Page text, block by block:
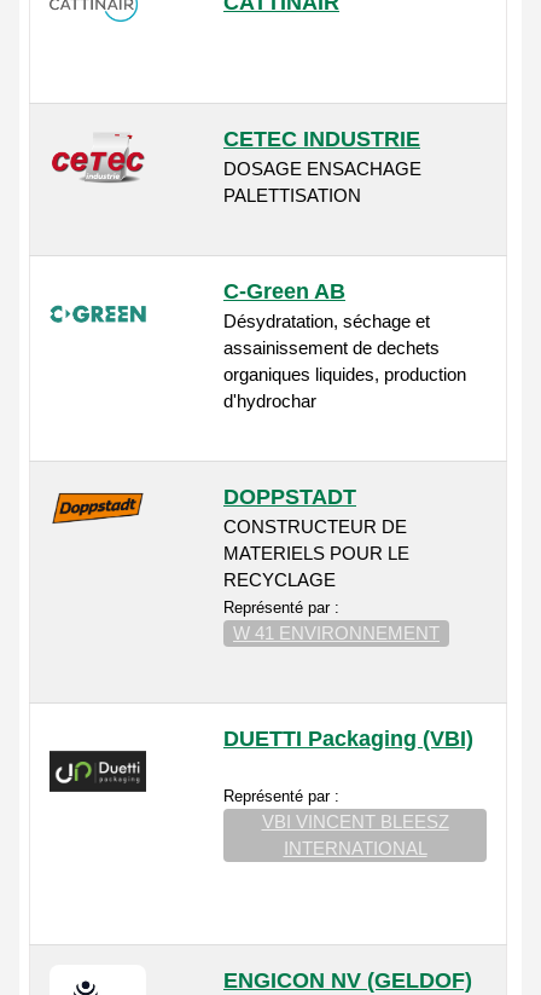
CETEC INDUSTRIE
DOSAGE ENSACHAGE
PALETTISATION
C-Green AB
Désydratation, séchage et
assainissement de dechets
organiques liquides, production
d'hydrochar
DOPPSTADT
CONSTRUCTEUR DE
MATERIELS POUR LE
RECYCLAGE
Représenté par :
W 41 ENVIRONNEMENT
DUETTI Packaging (VBI)
Représenté par :
VBI VINCENT BLEESZ
INTERNATIONAL
ENGICON NV (GELDOF)